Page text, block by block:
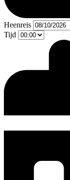
Heenreis
Tijd